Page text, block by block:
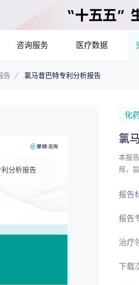
咨询服务
提供疾病领域品种调研、品
分析市场现状，洞察行业趋
解码生物医药资本价值，赋
募投项目可
医疗数据
告 氯马昔巴特专利分析报告
分析报告
化
氯
本报
局，
报告
报告
治疗
下载